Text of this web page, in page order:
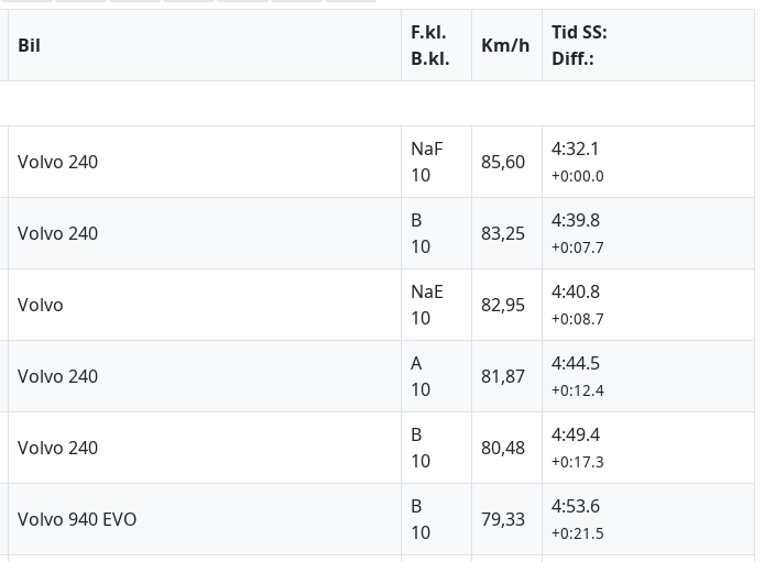
Bil
F.kl.
B.kl.
Km/h
Tid SS:
Diff.:
Volvo 240
NaF
10
85,60
4:32.1
+0:00.0
Volvo 240
B
10
83,25
4:39.8
+0:07.7
Volvo
NaE
10
82,95
4:40.8
+0:08.7
Volvo 240
A
10
81,87
4:44.5
+0:12.4
Volvo 240
B
10
80,48
4:49.4
+0:17.3
Volvo 940 EVO
B
10
79,33
4:53.6
+0:21.5